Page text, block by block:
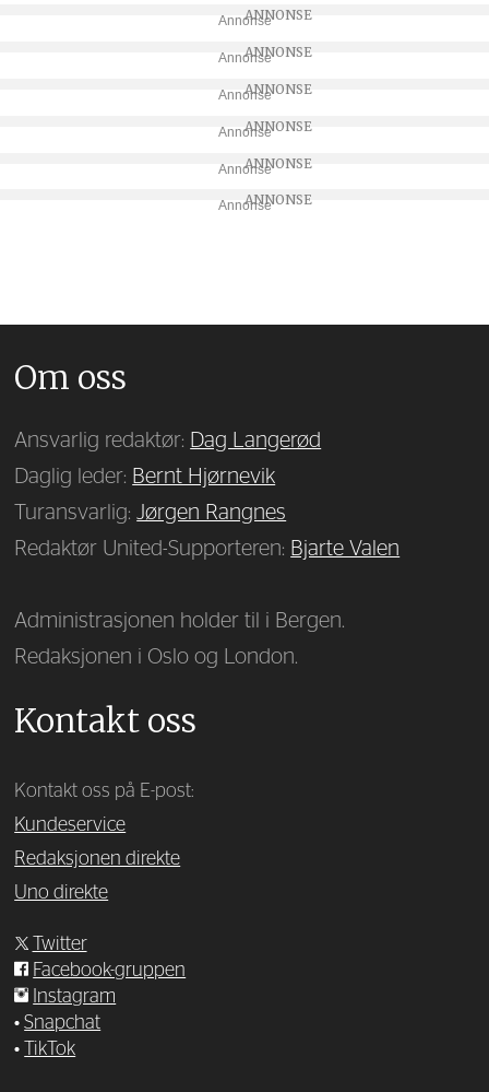
Annonse
Annonse
Annonse
Annonse
Annonse
Annonse
Om oss
Ansvarlig redaktør: Dag Langerød
Daglig leder: Bernt Hjørnevik
Turansvarlig:Jørgen Rangnes
Redaktør United-Supporteren: Bjarte Valen
Administrasjonen holder til i Bergen.
Redaksjonen i Oslo og London.
Kontakt oss
Kontakt oss på E-post:
Kundeservice
Redaksjonen direkte
Uno direkte
Twitter
Facebook-gruppen
Instagram
•Snapchat
•
TikTok